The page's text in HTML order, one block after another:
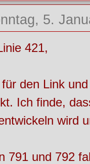
5.
421,
den Link
Ich finde,
wird
791 und 792